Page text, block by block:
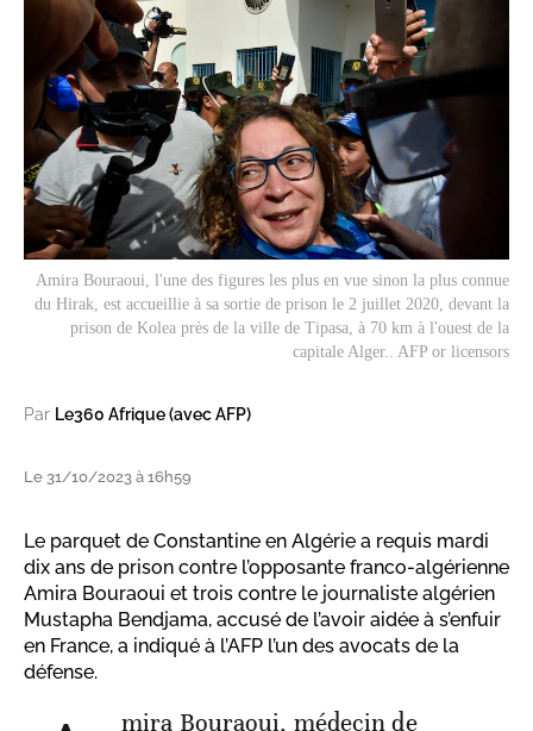
Amira Bouraoui, l'une des figures les plus en vue sinon la plus connue
du Hirak, est accueillie à sa sortie de prison le 2 juillet 2020, devant la
prison de Kolea près de la ville de Tipasa, à 70 km à l'ouest de la
capitale Alger.. AFP or licensors
Par Le360 Afrique (avec AFP)
Le 31/10/2023 à 16h59
Le parquet de Constantine en Algérie a requis mardi
dix ans de prison contre l’opposante franco-algérienne
Amira Bouraoui et trois contre le journaliste algérien
Mustapha Bendjama, accusé de l’avoir aidée à s’enfuir
en France, a indiqué à l’AFP l’un des avocats de la
défense.
mira Bouraoui, médecin de